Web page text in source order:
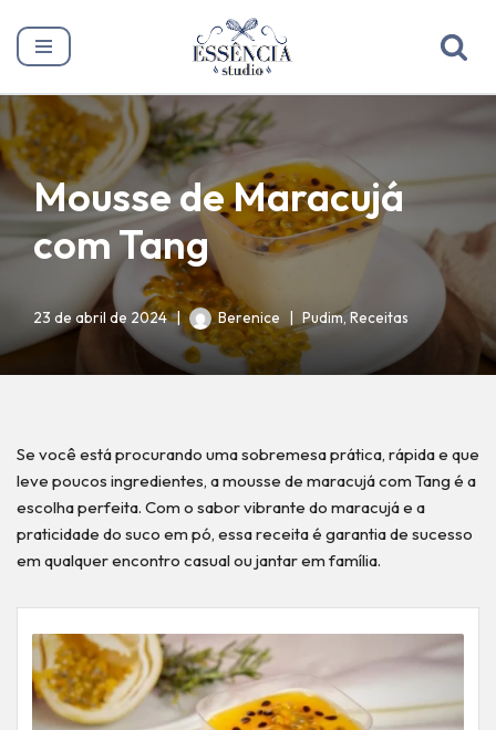
Pular
o
conteúdo
Mousse de Maracujá
com Tang
23 de abril de 2024 Berenice Pudim, Receitas
Se você está procurando uma sobremesa prática, rápida e que
leve poucos ingredientes, a mousse de maracujá com Tang é a
escolha perfeita. Com o sabor vibrante do maracujá e a
praticidade do suco em pó, essa receita é garantia de sucesso
em qualquer encontro casual ou jantar em família.